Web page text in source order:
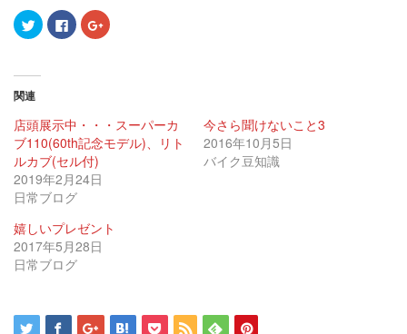
ク
リ
て
有
(新
し
い
ウ
ィ
ン
ド
ウ
開
き
ま
す)
Facebook
で
リ
ッ
ク
し
て
く
だ
さ
い
し
い
ウ
ィ
ン
開
ク
リ
(新
し
い
開
き
関連
店頭展示中・・・スーパーカ
ブ110(60th記念モデル)、リト
ルカブ(セル付)
2019年2月24日
日常ブログ
今さら聞けないこと3
2016年10月5日
バイク豆知識
嬉しいプレゼント
2017年5月28日
日常ブログ